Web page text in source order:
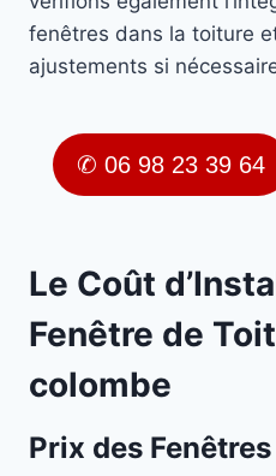
fenêtres dans la toiture
ajustements si
✆ 06 98 23 39 64
Le Coût
Fenêtre de
colombe
Prix des